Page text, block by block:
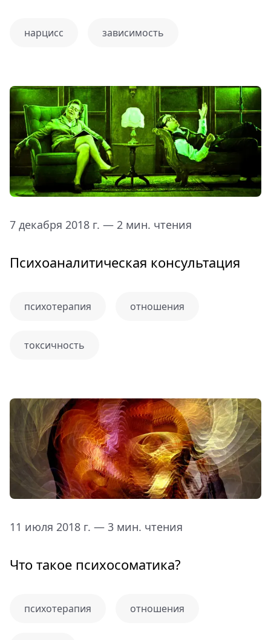
нарцисс зависимость
7 декабря 2018 г. — 2 мин. чтения
Психоаналитическая консультация
психотерапия отношения
токсичность
11 июля 2018 г. — 3 мин. чтения
Что такое психосоматика?
психотерапия отношения